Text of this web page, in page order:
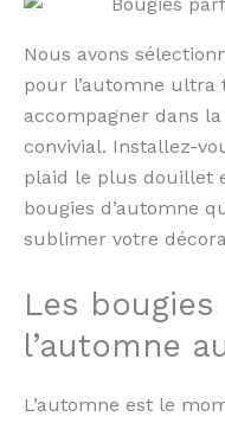
Nous avons
pour l’automne ultra
accompagner dans
convivial. Installez-
plaid le plus douillet
bougies d’automne
sublimer votre
Les
l’automne
L’automne est le